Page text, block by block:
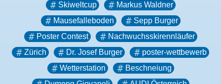
Skiweltcup
Markus Waldner
Mausefalleboden
Sepp Burger
Poster Contest
Nachwuchsskirennläufer
Zürich
Dr. Josef Burger
poster-wettbewerb
Wetterstation
Beschneiung